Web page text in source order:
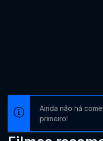
Ainda não há
primeiro!